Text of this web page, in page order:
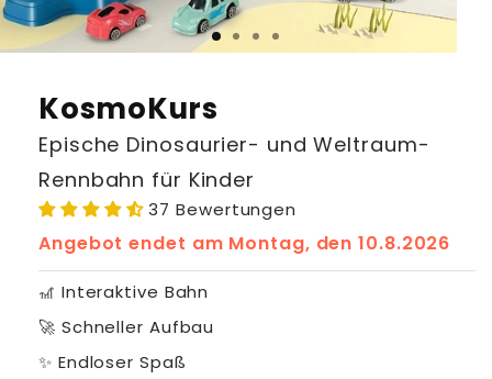
KosmoKurs
Epische Dinosaurier- und Weltraum-
Rennbahn für Kinder
37 Bewertungen
Angebot endet am Montag, den 10.8.2026
🎢 Interaktive Bahn
🚀 Schneller Aufbau
✨ Endloser Spaß